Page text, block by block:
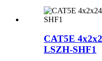
CAT5E
LSZH-SHF1